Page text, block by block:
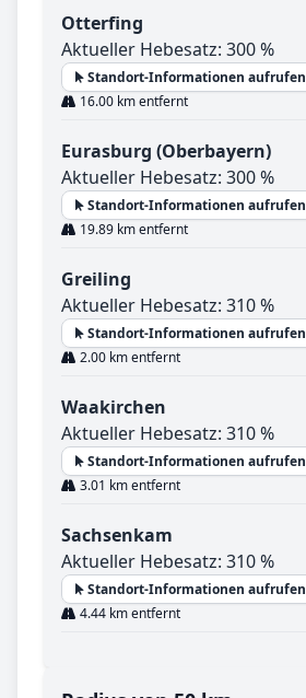
Otterfing
Aktueller Hebesatz: 300 %
Standort-Informationen aufrufen
16.00 km entfernt
Eurasburg (Oberbayern)
Aktueller Hebesatz: 300 %
Standort-Informationen aufrufen
19.89 km entfernt
Greiling
Aktueller Hebesatz: 310 %
Standort-Informationen aufrufen
2.00 km entfernt
Waakirchen
Aktueller Hebesatz: 310 %
Standort-Informationen aufrufen
3.01 km entfernt
Sachsenkam
Aktueller Hebesatz: 310 %
Standort-Informationen aufrufen
4.44 km entfernt